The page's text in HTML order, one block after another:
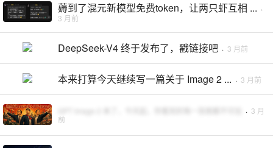
薅到了混元新模型免费token，让两只虾互相 ... ·
3 月前
DeepSeek-V4 终于发布了，戳链接吧 · 3 月前
本来打算今天继续写一篇关于 Image 2 ... · 3 月前
· 3 月
前